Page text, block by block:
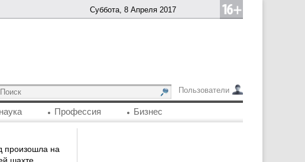
Суббота, 8 Апреля 2017
Пользователи
Профессия Бизнес
произошла на